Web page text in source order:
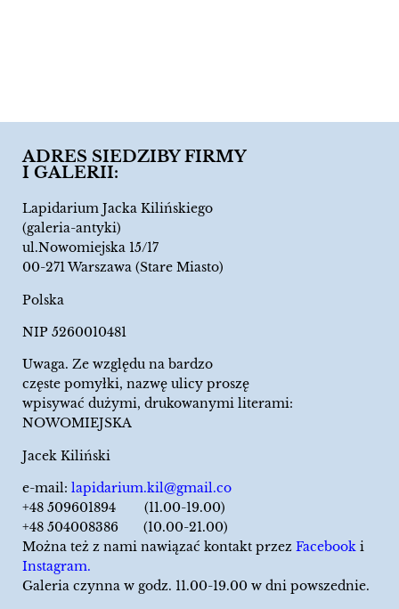
ADRES SIEDZIBY FIRMY
I GALERII:
Lapidarium Jacka Kilińskiego
(galeria-antyki)
ul.Nowomiejska 15/17
00-271 Warszawa (Stare Miasto)
Polska
NIP 5260010481
Uwaga. Ze względu na bardzo
częste pomyłki, nazwę ulicy proszę
wpisywać dużymi, drukowanymi literami:
NOWOMIEJSKA
Jacek Kiliński
e-mail: lapidarium.kil@gmail.co
+48 509601894 (11.00-19.00)
+48 504008386 (10.00-21.00)
Można też z nami nawiązać kontakt przez Facebook i
Instagram.
Galeria czynna w godz. 11.00-19.00 w dni powszednie.